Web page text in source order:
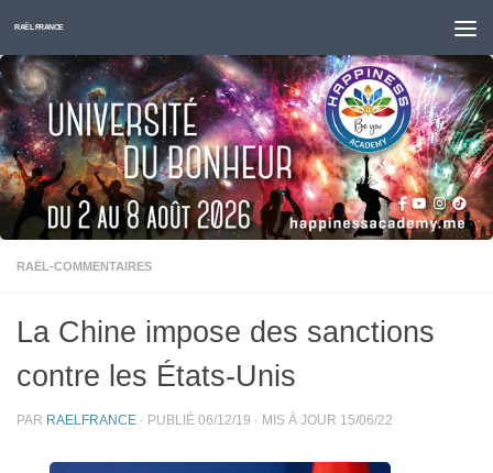
Skip to content
RAËL FRANCE
RAËL-COMMENTAIRES
La Chine impose des sanctions
contre les États-Unis
PAR RAELFRANCE · PUBLIÉ 06/12/19 · MIS À JOUR 15/06/22